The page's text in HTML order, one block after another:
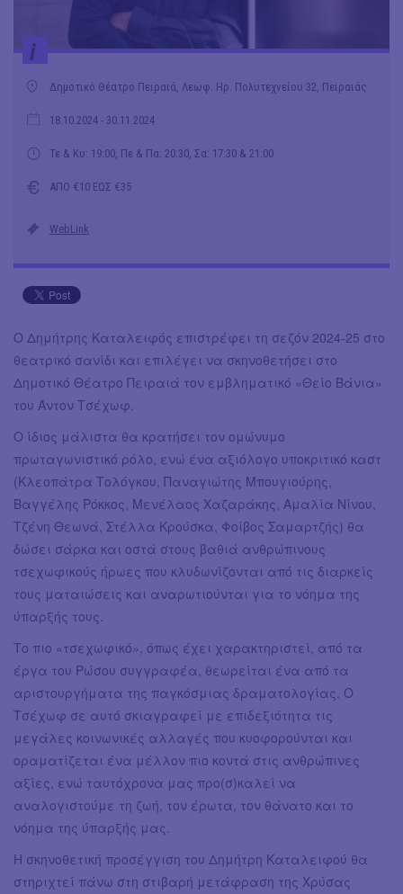
i
Δημοτικό Θέατρο Πειραιά, Λεωφ. Ηρ. Πολυτεχνείου 32, Πειραιάς
18.10.2024 - 30.11.2024
Τε & Κυ: 19:00, Πε & Πα: 20:30, Σα: 17:30 & 21:00
ΑΠΟ €10 ΕΩΣ €35
WebLink
Ο Δημήτρης Καταλειφός επιστρέφει τη σεζόν 2024-25 στο
θεατρικό σανίδι και επιλέγει να σκηνοθετήσει στο
Δημοτικό Θέατρο Πειραιά τον εμβληματικό «Θείο Βάνια»
του Άντον Τσέχωφ.
Ο ίδιος μάλιστα θα κρατήσει τον ομώνυμο
πρωταγωνιστικό ρόλο, ενώ ένα αξιόλογο υποκριτικό καστ
(Κλεοπάτρα Τολόγκου, Παναγιώτης Μπουγιούρης,
Βαγγέλης Ρόκκος, Μενέλαος Χαζαράκης, Αμαλία Νίνου,
Τζένη Θεωνά, Στέλλα Κρούσκα, Φοίβος Σαμαρτζής) θα
δώσει σάρκα και οστά στους βαθιά ανθρώπινους
τσεχωφικούς ήρωες που κλυδωνίζονται από τις διαρκείς
τους ματαιώσεις και αναρωτιούνται για το νόημα της
ύπαρξής τους.
Το πιο «τσεχωφικό», όπως έχει χαρακτηριστεί, από τα
έργα του Ρώσου συγγραφέα, θεωρείται ένα από τα
αριστουργήματα της παγκόσμιας δραματολογίας. Ο
Τσέχωφ σε αυτό σκιαγραφεί με επιδεξιότητα τις
μεγάλες κοινωνικές αλλαγές που κυοφορούνται και
οραματίζεται ένα μέλλον πιο κοντά στις ανθρώπινες
αξίες, ενώ ταυτόχρονα μας προ(σ)καλεί να
αναλογιστούμε τη ζωή, τον έρωτα, τον θάνατο και το
νόημα της ύπαρξής μας.
Η σκηνοθετική προσέγγιση του Δημήτρη Καταλειφού θα
στηριχτεί πάνω στη στιβαρή μετάφραση της Χρύσας